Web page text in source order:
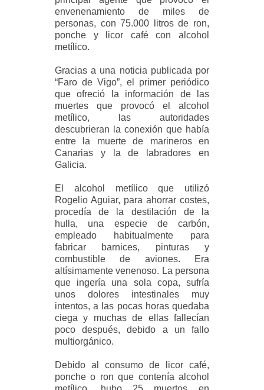
envenenamiento de miles de
personas, con 75.000 litros de ron,
ponche y licor café con alcohol
metílico.
Gracias a una noticia publicada por
“Faro de Vigo”, el primer periódico
que ofreció la información de las
muertes que provocó el alcohol
metílico, las autoridades
descubrieran la conexión que había
entre la muerte de marineros en
Canarias y la de labradores en
Galicia.
El alcohol metílico que utilizó
Rogelio Aguiar, para ahorrar costes,
procedía de la destilación de la
hulla, una especie de carbón,
empleado habitualmente para
fabricar barnices, pinturas y
combustible de aviones. Era
altísimamente venenoso. La persona
que ingería una sola copa, sufría
unos dolores intestinales muy
intentos, a las pocas horas quedaba
ciega y muchas de ellas fallecían
poco después, debido a un fallo
multiorgánico.
Debido al consumo de licor café,
ponche o ron que contenía alcohol